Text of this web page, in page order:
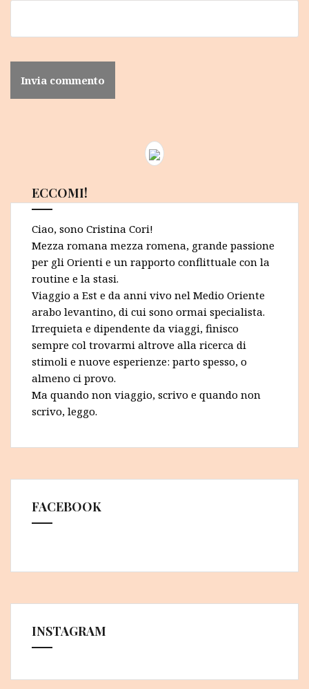
ECCOMI!
Ciao, sono Cristina Cori!
Mezza romana mezza romena, grande passione
per gli Orienti e un rapporto conflittuale con la
routine e la stasi.
Viaggio a Est e da anni vivo nel Medio Oriente
arabo levantino, di cui sono ormai specialista.
Irrequieta e dipendente da viaggi, finisco
sempre col trovarmi altrove alla ricerca di
stimoli e nuove esperienze: parto spesso, o
almeno ci provo.
Ma quando non viaggio, scrivo e quando non
scrivo, leggo.
FACEBOOK
INSTAGRAM